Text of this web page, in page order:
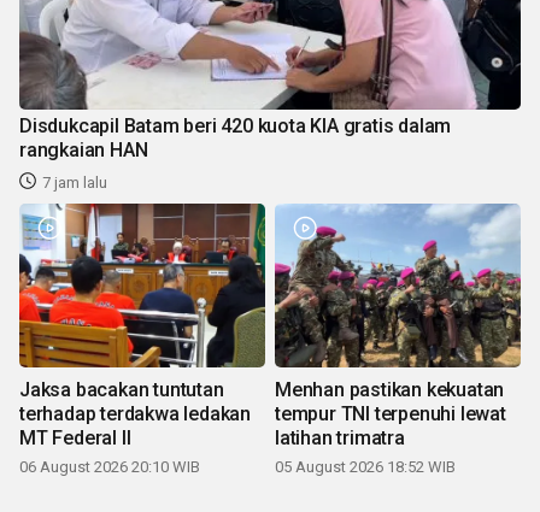
Disdukcapil Batam beri 420 kuota KIA gratis dalam
rangkaian HAN
7 jam lalu
Jaksa bacakan tuntutan
terhadap terdakwa ledakan
MT Federal II
06 August 2026 20:10 WIB
Menhan pastikan kekuatan
tempur TNI terpenuhi lewat
latihan trimatra
05 August 2026 18:52 WIB